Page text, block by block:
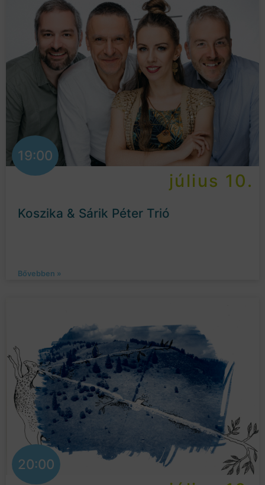
19:00
július 10.
Koszika & Sárik Péter Trió
Bővebben »
20:00